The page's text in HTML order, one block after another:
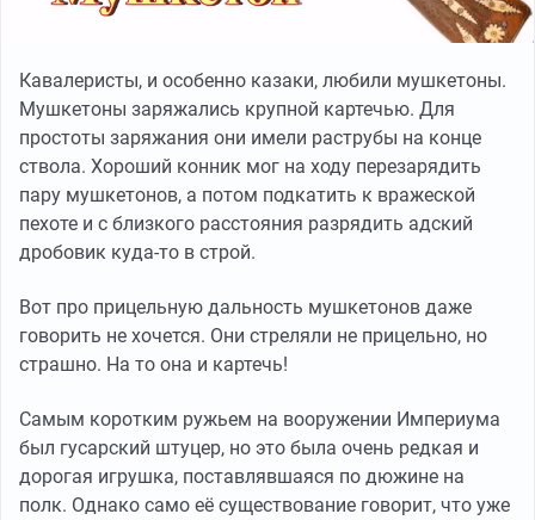
Кавалеристы, и особенно казаки, любили мушкетоны.
Мушкетоны заряжались крупной картечью. Для
простоты заряжания они имели раструбы на конце
ствола. Хороший конник мог на ходу перезарядить
пару мушкетонов, а потом подкатить к вражеской
пехоте и с близкого расстояния разрядить адский
дробовик куда-то в строй.
Вот про прицельную дальность мушкетонов даже
говорить не хочется. Они стреляли не прицельно, но
страшно. На то она и картечь!
Самым коротким ружьем на вооружении Империума
был гусарский штуцер, но это была очень редкая и
дорогая игрушка, поставлявшаяся по дюжине на
полк. Однако само её существование говорит, что уже